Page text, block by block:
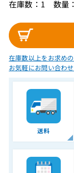
在庫数：1 数量：
在庫数以上をお求めの
お気軽にお問い合わ
送料